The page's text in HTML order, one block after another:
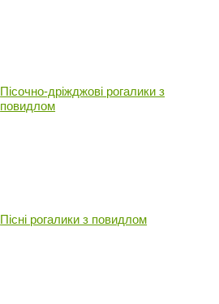
Пісочно-дріжджові рогалики з
повидлом
Пісні рогалики з повидлом